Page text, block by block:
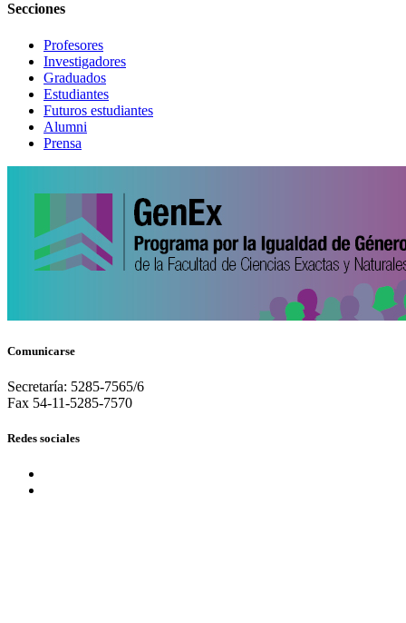
Secciones
Profesores
Investigadores
Graduados
Estudiantes
Futuros estudiantes
Alumni
Prensa
Comunicarse
Secretaría: 5285-7565/6
Fax 54-11-5285-7570
Redes sociales